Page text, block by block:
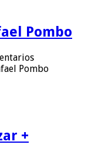
Pombo
Pombo
+